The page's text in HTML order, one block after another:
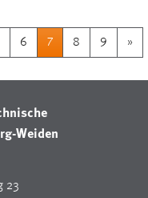
6 7 8 9 »
Weiden
23